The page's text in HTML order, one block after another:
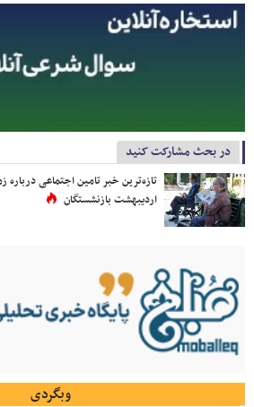
در بحث مشارکت کنید
تازه‌ترین خبر تامین اجتماعی
اردیبهشت بازنشستگان
وبگردی